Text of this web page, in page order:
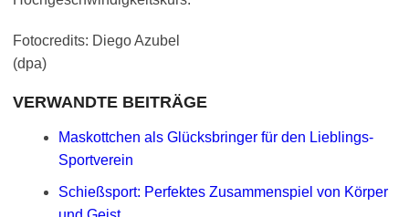
Fotocredits: Diego Azubel
(dpa)
VERWANDTE BEITRÄGE
Maskottchen als Glücksbringer für den Lieblings-
Sportverein
Schießsport: Perfektes Zusammenspiel von Körper